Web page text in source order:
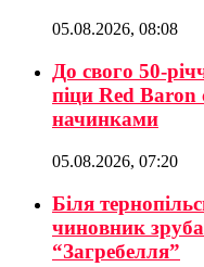
05.08.2026, 08:08
До свого 50-
піци Red Baron
начинками
05.08.2026, 07:20
Біля
чиновник
“Загребелля”